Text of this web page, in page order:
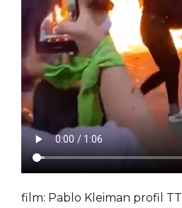
film: Pablo Kleiman profil TT